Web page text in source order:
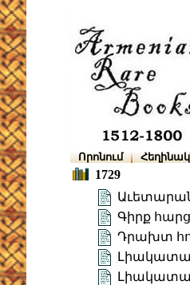
Որոնում
1729
Աւետարան
Գիրք
Դրախտ